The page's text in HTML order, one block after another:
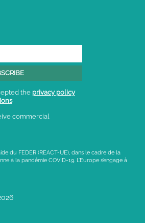
the privacy policy
commercial
du FEDER (REACT-UE), dans le cadre de la
à la pandémie COVID-19. L’Europe s’engage à